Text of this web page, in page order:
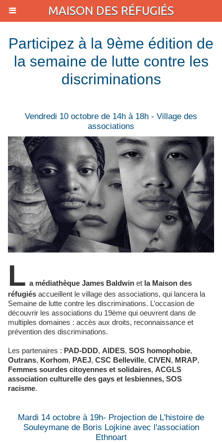
MAISON DES RÉFUGIÉS
Participez à la 9ème édition de
la semaine de lutte contre les
discriminations
Vendredi 10 octobre de 14h à 18h - Village des
associations
L a médiathèque James Baldwin et la Maison des
réfugiés accueillent le village des associations, qui lancera la
Semaine de lutte contre les discriminations. L’occasion de
découvrir les associations du 19ème qui oeuvrent dans de
multiples domaines : accès aux droits, reconnaissance et
prévention des discriminations.
Les partenaires : PAD-DDD, AIDES, SOS homophobie,
Outrans, Korhom, PAEJ, CSC Belleville, CIVEN, MRAP,
Femmes sourdes citoyennes et solidaires, ACGLS
association culturelle des gays et lesbiennes, SOS
racisme.
Mardi 14 octobre à 19h- Projection de L'histoire de
Souleymane de Boris Lojkine avec l'association
Ethnoart